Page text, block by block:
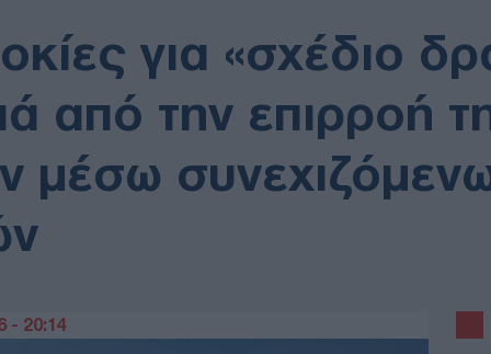
ΥΓΕΙΑ
για «σχέδιο
από την επιρροή
μέσω
- 20:14